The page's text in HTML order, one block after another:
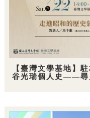
【臺灣文學基地】
谷光瑞個人史——尋